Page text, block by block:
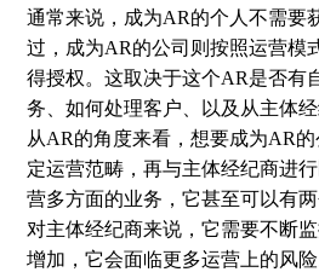
通常来说，成为AR的个人不需要
过，成为AR的公司则按照运营模
得授权。这取决于这个AR是否有
务、如何处理客户、以及从主体经
从AR的角度来看，想要成为AR
定运营范畴，再与主体经纪商进
营多方面的业务，它甚至可以有
对主体经纪商来说，它需要不断
增加，它会面临更多运营上的风险